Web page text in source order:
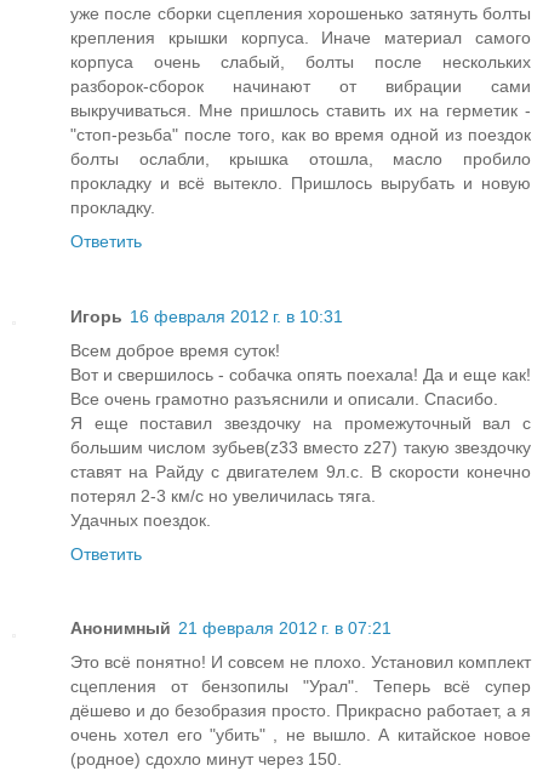
уже после сборки сцепления хорошенько затянуть болты
крепления крышки корпуса. Иначе материал самого
корпуса очень слабый, болты после нескольких
разборок-сборок начинают от вибрации сами
выкручиваться. Мне пришлось ставить их на герметик -
"стоп-резьба" после того, как во время одной из поездок
болты ослабли, крышка отошла, масло пробило
прокладку и всё вытекло. Пришлось вырубать и новую
прокладку.
Ответить
Игорь 16 февраля 2012 г. в 10:31
Всем доброе время суток!
Вот и свершилось - собачка опять поехала! Да и еще как!
Все очень грамотно разъяснили и описали. Спасибо.
Я еще поставил звездочку на промежуточный вал с
большим числом зубьев(z33 вместо z27) такую звездочку
ставят на Райду с двигателем 9л.с. В скорости конечно
потерял 2-3 км/с но увеличилась тяга.
Удачных поездок.
Ответить
Анонимный 21 февраля 2012 г. в 07:21
Это всё понятно! И совсем не плохо. Установил комплект
сцепления от бензопилы "Урал". Теперь всё супер
дёшево и до безобразия просто. Прикрасно работает, а я
очень хотел его "убить" , не вышло. А китайское новое
(родное) сдохло минут через 150.